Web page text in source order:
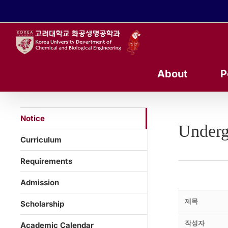
About
제목
작성자
Notice
Curriculum
Requirements
Admission
Scholarship
Academic Calendar